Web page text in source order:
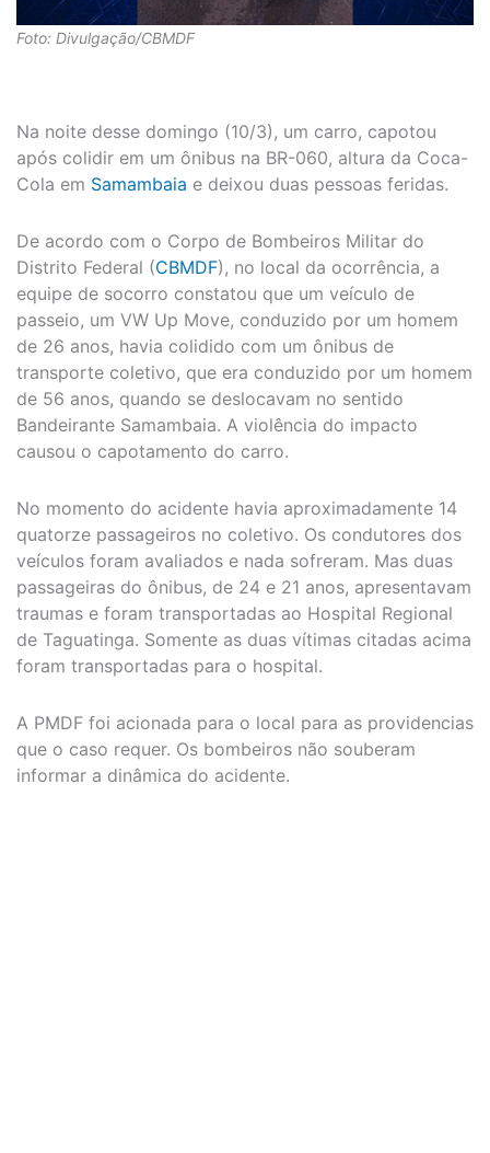
Foto: Divulgação/CBMDF
Na noite desse domingo (10/3), um carro, capotou
após colidir em um ônibus na BR-060, altura da Coca-
Cola em Samambaia e deixou duas pessoas feridas.
De acordo com o Corpo de Bombeiros Militar do
Distrito Federal (CBMDF), no local da ocorrência, a
equipe de socorro constatou que um veículo de
passeio, um VW Up Move, conduzido por um homem
de 26 anos, havia colidido com um ônibus de
transporte coletivo, que era conduzido por um homem
de 56 anos, quando se deslocavam no sentido
Bandeirante Samambaia. A violência do impacto
causou o capotamento do carro.
No momento do acidente havia aproximadamente 14
quatorze passageiros no coletivo. Os condutores dos
veículos foram avaliados e nada sofreram. Mas duas
passageiras do ônibus, de 24 e 21 anos, apresentavam
traumas e foram transportadas ao Hospital Regional
de Taguatinga. Somente as duas vítimas citadas acima
foram transportadas para o hospital.
A PMDF foi acionada para o local para as providencias
que o caso requer. Os bombeiros não souberam
informar a dinâmica do acidente.